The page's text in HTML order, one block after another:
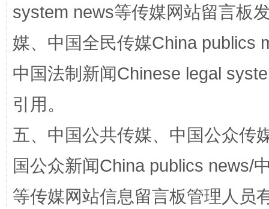
国家大学科技园优化重塑工作
system news等传媒网站留言板
媒、中国全民传媒China publics
中国法制新闻Chinese legal
引用。
五、中国公共传媒、中国公众传
国公众新闻China publics news/
等传媒网站信息留言板管理人员